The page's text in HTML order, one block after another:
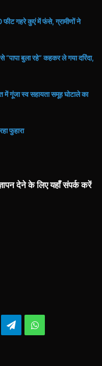
फीट गहरे कुएं में फंसे, ग्रामीणों ने
बुला रहे” कहकर ले गया दरिंदा,
गूंजा स्व सहायता समूह घोटाले का
फुहारा
देने के लिए यहाँ संपर्क करें
TelegramWhatsApp